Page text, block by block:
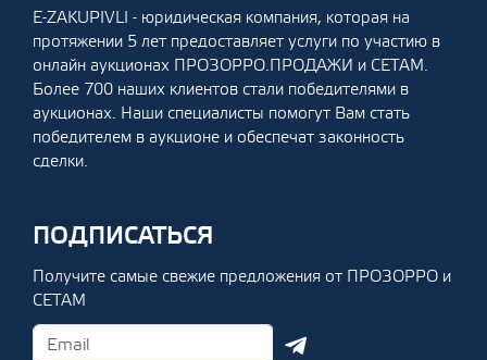
E-ZAKUPIVLI - юридическая компания, которая на
протяжении 5 лет предоставляет услуги по участию в
онлайн аукционах ПРОЗОРРО.ПРОДАЖИ и СЕТАМ.
Более 700 наших клиентов стали победителями в
аукционах. Наши специалисты помогут Вам стать
победителем в аукционе и обеспечат законность
сделки.
ПОДПИСАТЬСЯ
Получите самые свежие предложения от ПРОЗОРРО и
СЕТАМ